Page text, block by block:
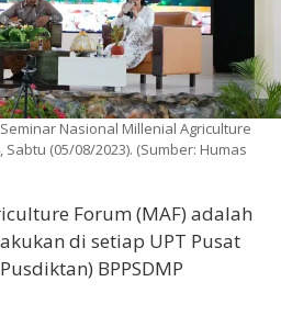
Nasional Millenial Agriculture
Sabtu (05/08/2023). (Sumber: Humas
Forum (MAF) adalah
di setiap UPT Pusat
BPPSDMP